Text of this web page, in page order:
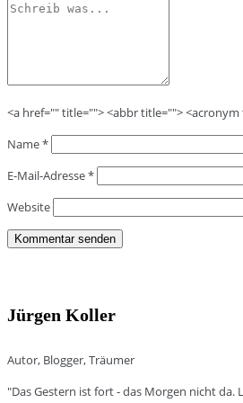
<a href="" title=""> <abbr title="">
Name*
E-Mail-Adresse*
Website
Jürgen Koller
Autor, Blogger, Träumer
"Das Gestern ist fort - das Morgen nicht da.